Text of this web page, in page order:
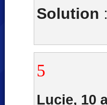
Solution
5
Lucie, 10